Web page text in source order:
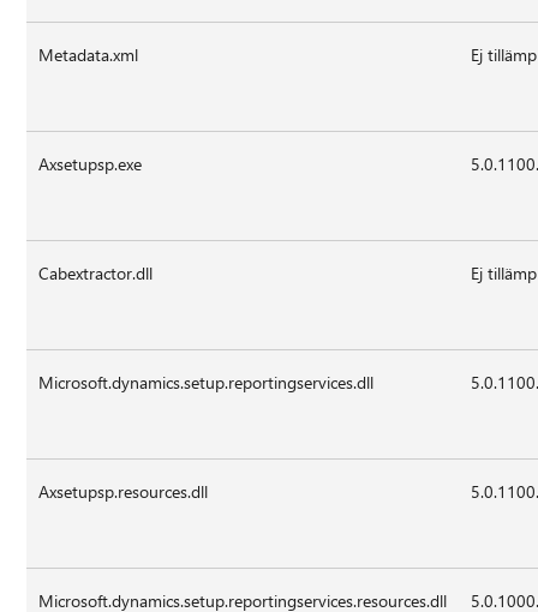
Metadata.xml Ej
Axsetupsp.exe
Cabextractor.dll Ej
Microsoft.dynamics.setup.reportingservices.dll
Axsetupsp.resources.dll
Microsoft.dynamics.setup.reportingservices.resources.dll